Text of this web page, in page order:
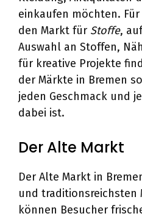
einkaufen möchten.
den Markt für Stoffe,
Auswahl an Stoffen,
für kreative Projekte
der Märkte in Bremen
jeden Geschmack und
dabei ist.
Der Alte Markt
Der Alte Markt in
und traditionsreichsten
können Besucher